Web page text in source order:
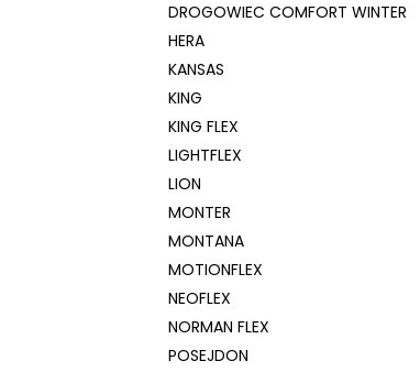
DROGOWIEC COMFORT WINTER
HERA
KANSAS
KING
KING FLEX
LIGHTFLEX
LION
MONTER
MONTANA
MOTIONFLEX
NEOFLEX
NORMAN FLEX
POSEJDON